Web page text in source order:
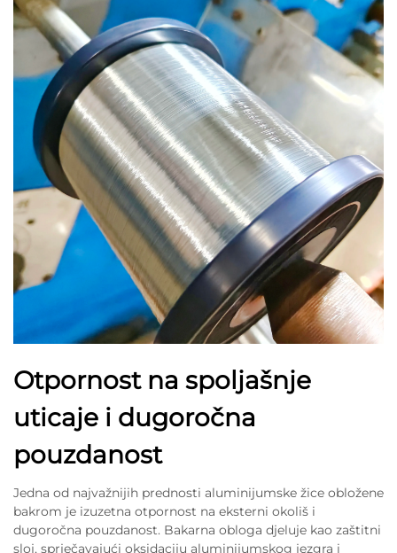
Otpornost na spoljašnje
uticaje i dugoročna
pouzdanost
Jedna od najvažnijih prednosti aluminijumske žice obložene
bakrom je izuzetna otpornost na eksterni okoliš i
dugoročna pouzdanost. Bakarna obloga djeluje kao zaštitni
sloj, sprječavajući oksidaciju aluminijumskog jezgra i